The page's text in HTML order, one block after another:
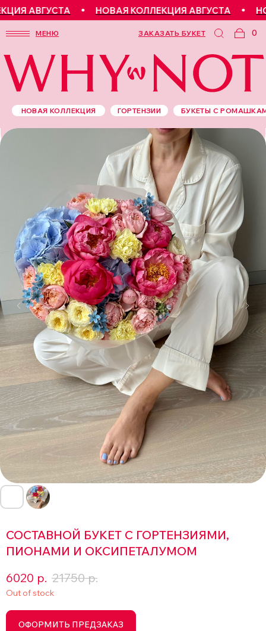
АВГУСТА НОВАЯ КОЛЛЕКЦИЯ АВГУСТА
МЕНЮ 0
ЗАКАЗАТЬ БУКЕТ
БУКЕТЫ С
НОВАЯ КОЛЛЕКЦИЯ ГОРТЕНЗИИ
СОСТАВНОЙ БУКЕТ С ГОРТЕНЗИЯМИ,
ПИОНАМИ И ОКСИПЕТАЛУМОМ
6020 р. 21750 р.
Out of stock
ОФОРМИТЬ ПРЕДЗАКАЗ